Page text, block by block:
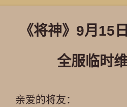
《将神》9月15
全服临时
亲爱的将友：